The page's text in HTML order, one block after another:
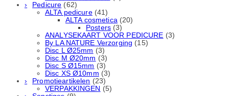
Pedicure (62)
ALTA pedicure (41)
ALTA cosmetica (20)
Posters (3)
ANALYSEKAART VOOR PEDICURE (3)
By LA NATURE Verzorging (15)
Disc L Ø25mm (3)
Disc M Ø20mm (3)
Disc S Ø15mm (3)
Disc XS Ø10mm (3)
Promotieartikelen (23)
VERPAKKINGEN (5)